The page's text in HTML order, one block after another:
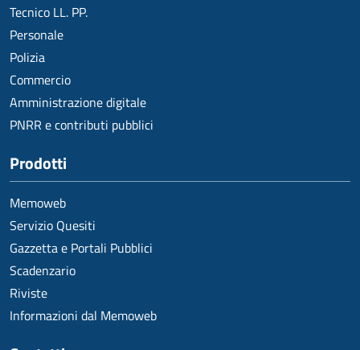
Tecnico LL. PP.
Personale
Polizia
Commercio
Amministrazione digitale
PNRR e contributi pubblici
Prodotti
Memoweb
Servizio Quesiti
Gazzetta e Portali Pubblici
Scadenzario
Riviste
Informazioni dal Memoweb